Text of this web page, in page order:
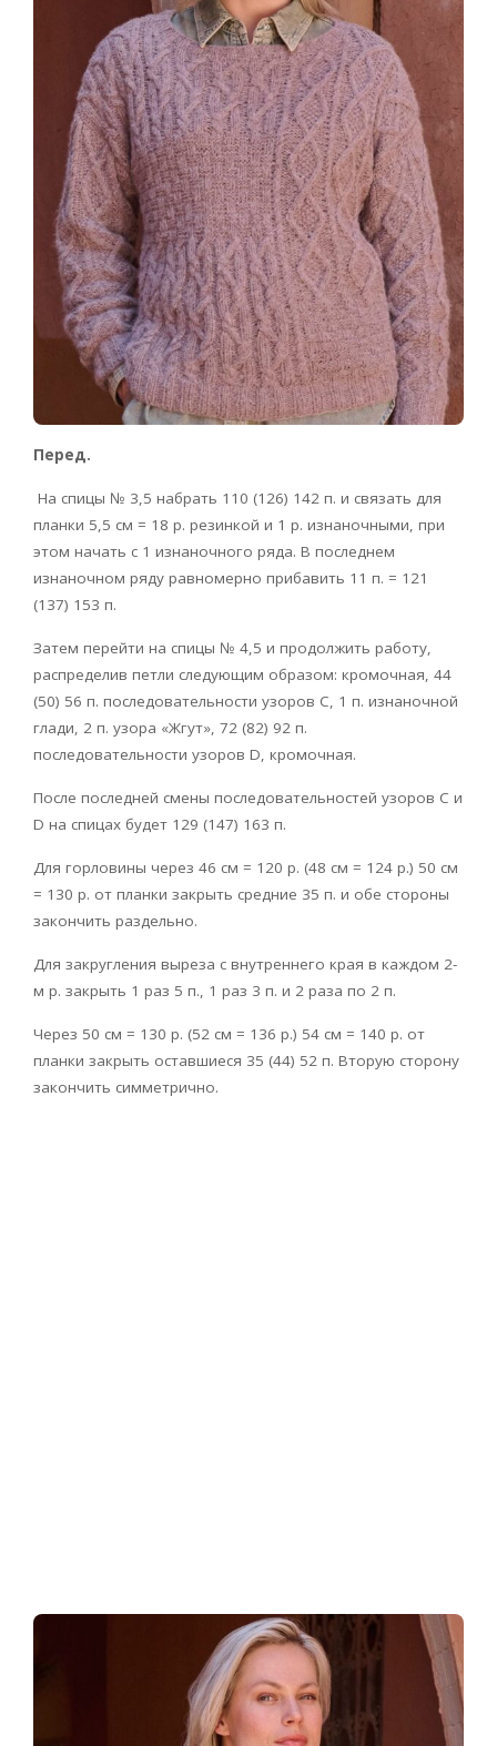
Перед.
На спицы № 3,5 набрать 110 (126) 142 п. и связать для
планки 5,5 см = 18 р. резинкой и 1 р. изнаночными, при
этом начать с 1 изнаночного ряда. В последнем
изнаночном ряду равномерно прибавить 11 п. = 121
(137) 153 п.
Затем перейти на спицы № 4,5 и продолжить работу,
распределив петли следующим образом: кромочная, 44
(50) 56 п. последовательности узоров С, 1 п. изнаночной
глади, 2 п. узора «Жгут», 72 (82) 92 п.
последовательности узоров D, кромочная.
После последней смены последовательностей узоров С и
D на спицах будет 129 (147) 163 п.
Для горловины через 46 см = 120 р. (48 см = 124 р.) 50 см
= 130 р. от планки закрыть средние 35 п. и обе стороны
закончить раздельно.
Для закругления выреза с внутреннего края в каждом 2-
м р. закрыть 1 раз 5 п., 1 раз 3 п. и 2 раза по 2 п.
Через 50 см = 130 р. (52 см = 136 р.) 54 см = 140 р. от
планки закрыть оставшиеся 35 (44) 52 п. Вторую сторону
закончить симметрично.